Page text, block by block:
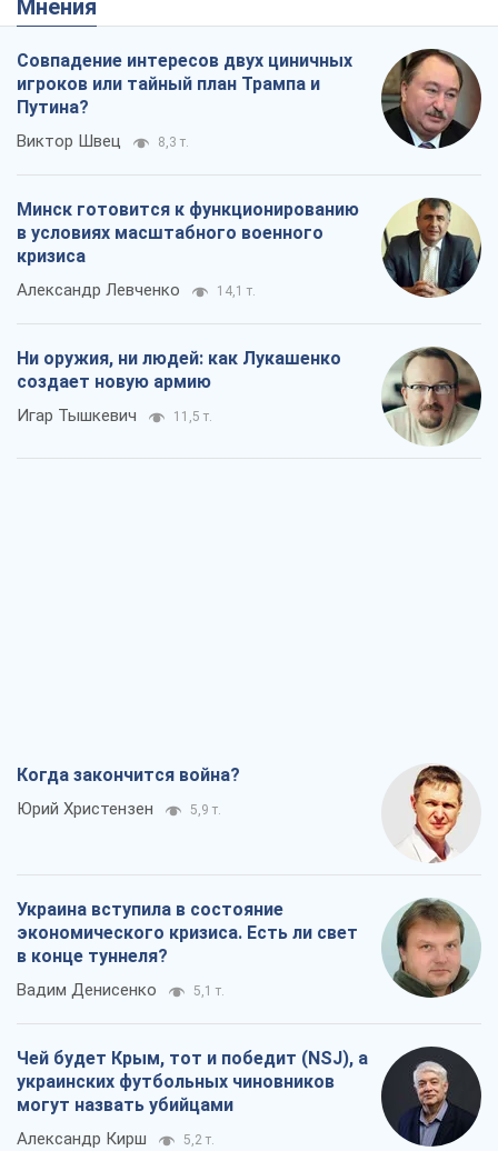
Мнения
Совпадение интересов двух циничных
игроков или тайный план Трампа и
Путина?
Виктор Швец 8,3 т.
Минск готовится к функционированию
в условиях масштабного военного
кризиса
Александр Левченко 14,1 т.
Ни оружия, ни людей: как Лукашенко
создает новую армию
Игар Тышкевич 11,5 т.
Когда закончится война?
Юрий Христензен 5,9 т.
Украина вступила в состояние
экономического кризиса. Есть ли свет
в конце туннеля?
Вадим Денисенко 5,1 т.
Чей будет Крым, тот и победит (NSJ), а
украинских футбольных чиновников
могут назвать убийцами
Александр Кирш 5,2 т.